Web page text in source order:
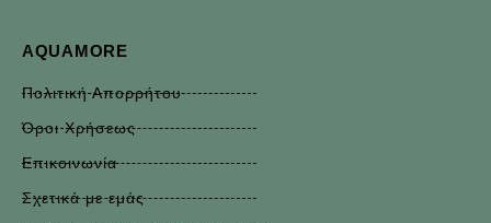
AQUAMORE
Πολιτική Απορρήτου
Όροι Χρήσεως
Επικοινωνία
Σχετικά με εμάς